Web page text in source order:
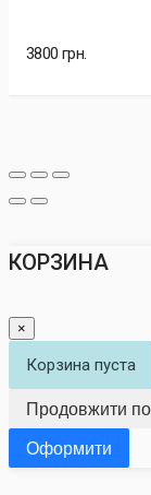
3800 грн.
КОРЗИНА
×
Корзина пуста
Продовжити
Оформити